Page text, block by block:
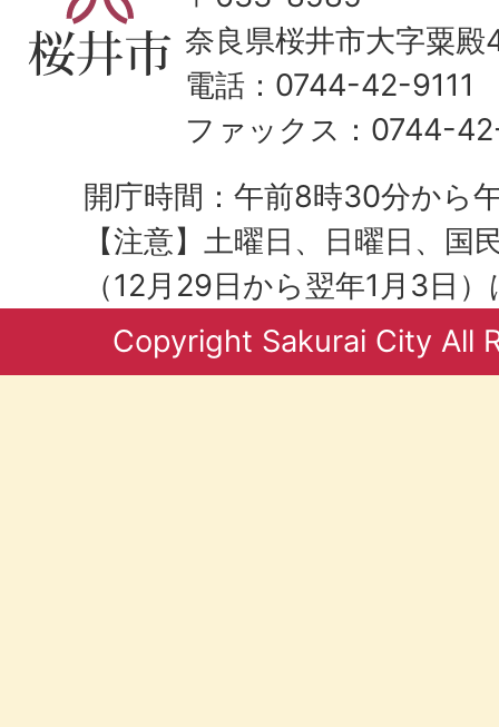
奈良県桜井市大字粟
電話：0744-42-9111
ファックス：0744-
開庁時間：午前8時30分から
【注意】土曜日、日曜日、国
（12月29日から翌年1月3日
Copyright Sakurai City All